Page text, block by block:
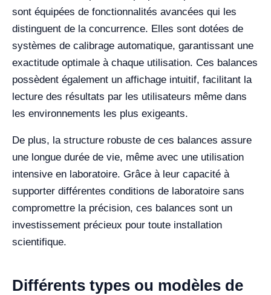
sont équipées de fonctionnalités avancées qui les
distinguent de la concurrence. Elles sont dotées de
systèmes de calibrage automatique, garantissant une
exactitude optimale à chaque utilisation. Ces balances
possèdent également un affichage intuitif, facilitant la
lecture des résultats par les utilisateurs même dans
les environnements les plus exigeants.
De plus, la structure robuste de ces balances assure
une longue durée de vie, même avec une utilisation
intensive en laboratoire. Grâce à leur capacité à
supporter différentes conditions de laboratoire sans
compromettre la précision, ces balances sont un
investissement précieux pour toute installation
scientifique.
Différents types ou modèles de